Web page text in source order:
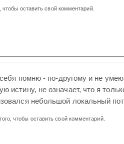
чтобы оставить свой комментарий.
помню - по-другому и не умею
истину, не означает, что я
небольшой локальный
чтобы оставить свой комментарий.